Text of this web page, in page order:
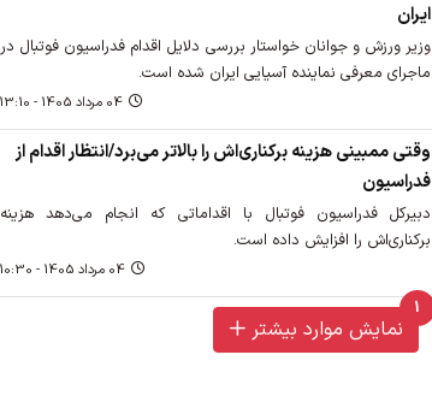
ایران
وزیر ورزش و جوانان خواستار بررسی دلایل اقدام فدراسیون فوتبال در
ماجرای معرفی نماینده آسیایی ایران شده است.
04 مرداد 1405 - 13:10
وقتی ممبینی هزینه برکناری‌اش را بالاتر می‌برد/انتظار اقدام از
فدراسیون
دبیرکل فدراسیون فوتبال با اقداماتی که انجام می‌دهد هزینه
برکناری‌اش را افزایش داده است.
04 مرداد 1405 - 10:30
1
unread messages
نمایش موارد بیشتر